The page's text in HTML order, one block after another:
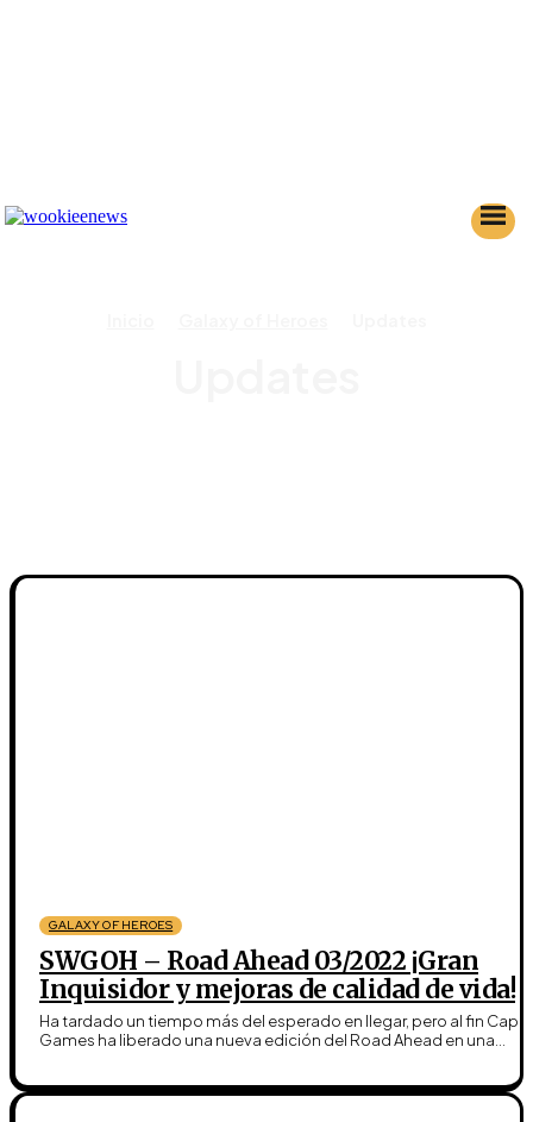
GALAXY OF HEROES
SWGOH – Road Ahead 03/2022 ¡Gran
Inquisidor y mejoras de calidad de vida!
Ha tardado un tiempo más del esperado en llegar, pero al fin
Games ha liberado una nueva edición del Road Ahead en una...